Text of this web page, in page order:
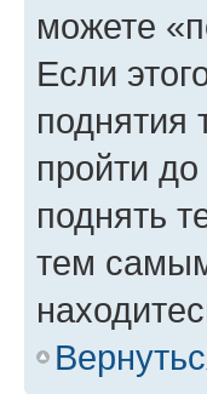
можете
Если
поднятия
пройти
поднять
тем